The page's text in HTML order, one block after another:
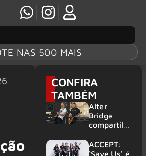
NAS 500 MAIS
CONFIRA
TAMBÉM
Alter
Bridge
compartilh
vivo de
“Fortress”
ACCEPT:
‘Save Us’ é